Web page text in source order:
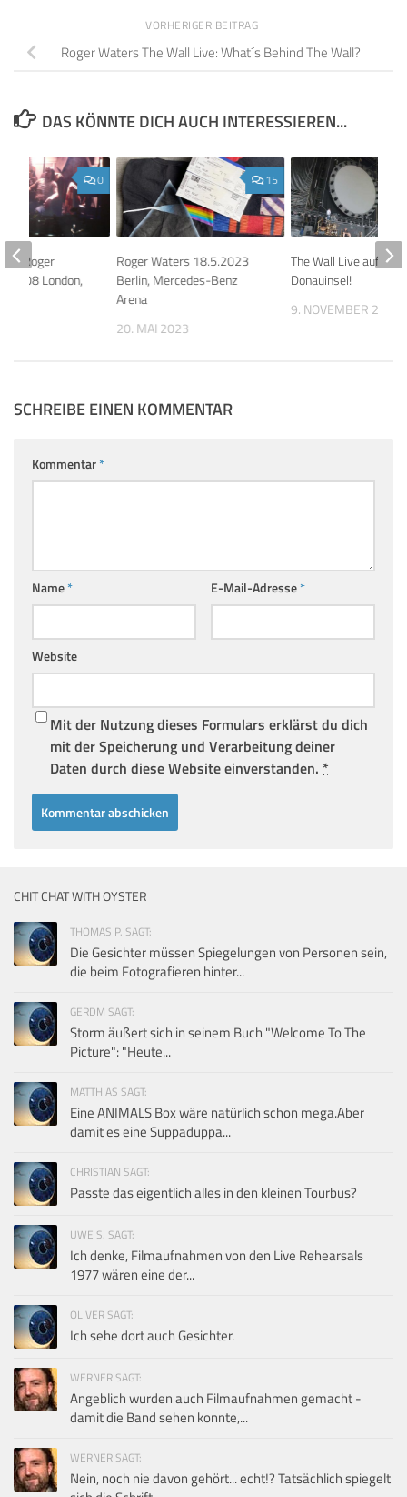
VORHERIGER BEITRAG
Roger Waters The Wall Live: What´s Behind The Wall?
DAS KÖNNTE DICH AUCH INTERESSIEREN...
15
Roger Waters 18.5.2023
Berlin, Mercedes-Benz
Arena
20. MAI 2023
The Wall Live auf der
Donauinsel!
9. NOVEMBER 2012
0
Roger
London,
SCHREIBE EINEN KOMMENTAR
Kommentar*
Name* E-Mail-Adresse*
Website
Mit der Nutzung dieses Formulars erklärst du dich
mit der Speicherung und Verarbeitung deiner
Daten durch diese Website einverstanden. *
CHIT CHAT WITH OYSTER
THOMAS P. SAGT:
Die Gesichter müssen Spiegelungen von Personen sein,
die beim Fotografieren hinter...
GERDM SAGT:
Storm äußert sich in seinem Buch "Welcome To The
Picture": "Heute...
MATTHIAS SAGT:
Eine ANIMALS Box wäre natürlich schon mega.Aber
damit es eine Suppaduppa...
CHRISTIAN SAGT:
Passte das eigentlich alles in den kleinen Tourbus?
UWE S. SAGT:
Ich denke, Filmaufnahmen von den Live Rehearsals
1977 wären eine der...
OLIVER SAGT:
Ich sehe dort auch Gesichter.
WERNER SAGT:
Angeblich wurden auch Filmaufnahmen gemacht -
damit die Band sehen konnte,...
WERNER SAGT:
Nein, noch nie davon gehört... echt!? Tatsächlich spiegelt